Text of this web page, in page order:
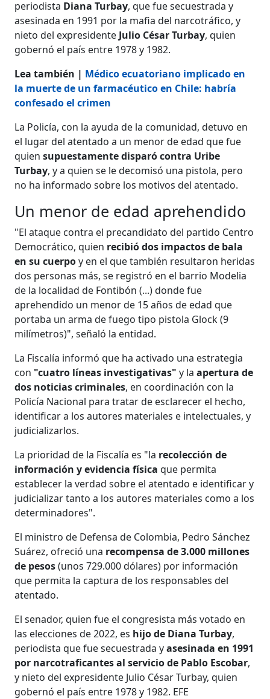
periodista Diana Turbay, que fue secuestrada y
asesinada en 1991 por la mafia del narcotráfico, y
nieto del expresidente Julio César Turbay, quien
gobernó el país entre 1978 y 1982.
Lea también | Médico ecuatoriano implicado en
la muerte de un farmacéutico en Chile: habría
confesado el crimen
La Policía, con la ayuda de la comunidad, detuvo en
el lugar del atentado a un menor de edad que fue
quien supuestamente disparó contra Uribe
Turbay, y a quien se le decomisó una pistola, pero
no ha informado sobre los motivos del atentado.
Un menor de edad aprehendido
"El ataque contra el precandidato del partido Centro
Democrático, quien recibió dos impactos de bala
en su cuerpoy en el que también resultaron heridas
dos personas más, se registró en el barrio Modelia
de la localidad de Fontibón (...) donde fue
aprehendido un menor de 15 años de edad que
portaba un arma de fuego tipo pistola Glock (9
milímetros)", señaló la entidad.
La Fiscalía informó que ha activado una estrategia
con "cuatro líneas investigativas" y la apertura de
dos noticias criminales, en coordinación con la
Policía Nacional para tratar de esclarecer el hecho,
identificar a los autores materiales e intelectuales, y
judicializarlos.
La prioridad de la Fiscalía es "la recolección de
información y evidencia físicaque permita
establecer la verdad sobre el atentado e identificar y
judicializar tanto a los autores materiales como a los
determinadores".
El ministro de Defensa de Colombia, Pedro Sánchez
Suárez, ofreció una recompensa de 3.000 millones
de pesos(unos 729.000 dólares) por información
que permita la captura de los responsables del
atentado.
El senador, quien fue el congresista más votado en
las elecciones de 2022, es hijo de Diana Turbay,
periodista que fue secuestrada yasesinada en 1991
por narcotraficantes al servicio de Pablo Escobar,
y nieto del expresidente Julio César Turbay, quien
gobernó el país entre 1978 y 1982. EFE